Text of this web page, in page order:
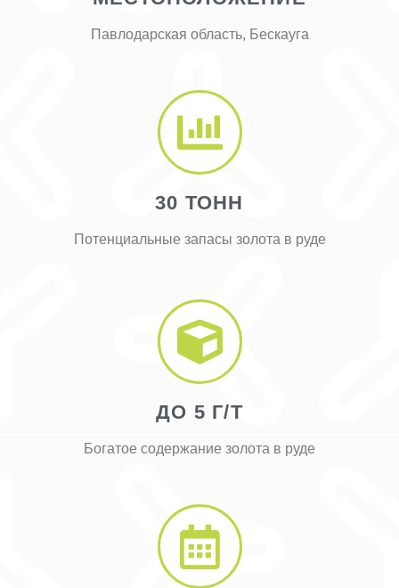
Павлодарская область, Бескауга
30 ТОНН
Потенциальные запасы золота в руде
ДО 5 Г/Т
Богатое содержание золота в руде